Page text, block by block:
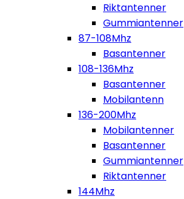
Riktantenner
Gummiantenner
87-108Mhz
Basantenner
108-136Mhz
Basantenner
Mobilantenn
136-200Mhz
Mobilantenner
Basantenner
Gummiantenner
Riktantenner
144Mhz